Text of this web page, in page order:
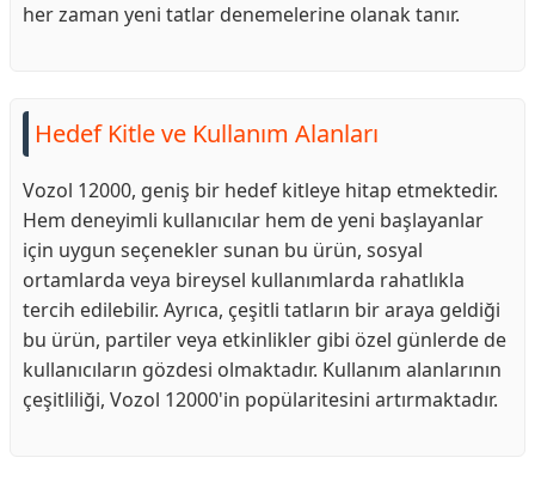
her zaman yeni tatlar denemelerine olanak tanır.
Hedef Kitle ve Kullanım Alanları
Vozol 12000, geniş bir hedef kitleye hitap etmektedir.
Hem deneyimli kullanıcılar hem de yeni başlayanlar
için uygun seçenekler sunan bu ürün, sosyal
ortamlarda veya bireysel kullanımlarda rahatlıkla
tercih edilebilir. Ayrıca, çeşitli tatların bir araya geldiği
bu ürün, partiler veya etkinlikler gibi özel günlerde de
kullanıcıların gözdesi olmaktadır. Kullanım alanlarının
çeşitliliği, Vozol 12000'in popülaritesini artırmaktadır.